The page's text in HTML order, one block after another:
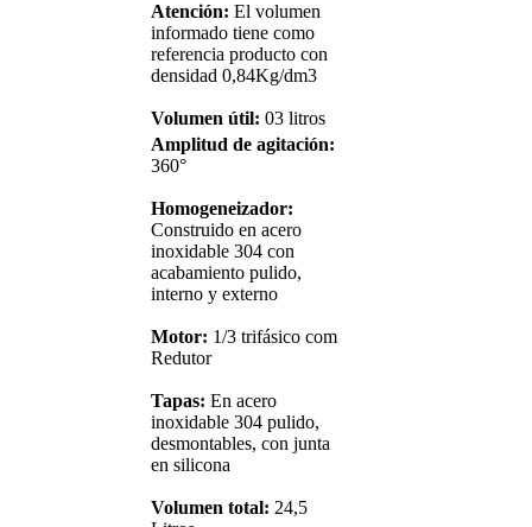
Atención: El volumen
informado tiene como
referencia producto con
densidad 0,84Kg/dm3
Volumen útil: 03 litros
Amplitud de agitación:
360°
Homogeneizador:
Construido en acero
inoxidable 304 con
acabamiento pulido,
interno y externo
Motor: 1/3 trifásico com
Redutor
Tapas: En acero
inoxidable 304 pulido,
desmontables, con junta
en silicona
Volumen total: 24,5